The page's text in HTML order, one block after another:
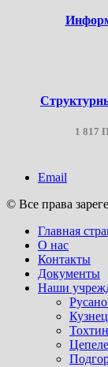
1 817
Email
© Все права
Главная
О нас
Контакты
Документы
Наши